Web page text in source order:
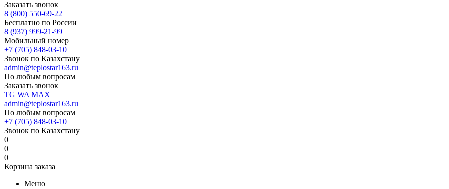
Заказать звонок
8 (800) 550-69-22
Бесплатно по России
8 (937) 999-21-99
Мобильный номер
+7 (705) 848-03-10
Звонок по Казахстану
admin@teplostar163.ru
По любым вопросам
Заказать звонок
TG WA MAX
admin@teplostar163.ru
По любым вопросам
+7 (705) 848-03-10
Звонок по Казахстану
0
0
0
Корзина заказа
Меню